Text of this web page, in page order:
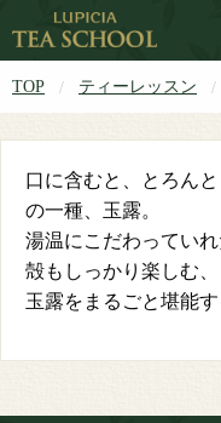
TOP ティーレッスン
口に含むと、とろん
の一種、玉露。
湯温にこだわってい
殻もしっかり楽しむ、
玉露をまるごと堪能す